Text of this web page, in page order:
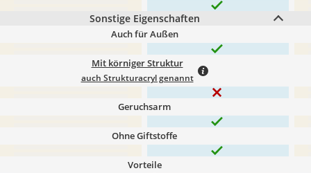
Sonstige Eigenschaften
Auch für Außen
Mit körniger Struktur
auch Strukturacryl genannt
Geruchsarm
Ohne Giftstoffe
Vorteile